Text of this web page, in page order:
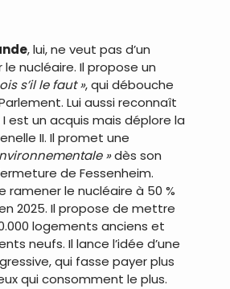
, lui, ne veut pas d’un
nucléaire. Il propose un
s’il le faut », qui débouche
Lui aussi reconnaît
est un acquis mais déplore la
II. Il promet une
»dès son
de Fessenheim.
ramener le nucléaire à 50 %
2025. Il propose de mettre
logements anciens et
neufs. Il lance l’idée d’une
qui fasse payer plus
qui consomment le plus.